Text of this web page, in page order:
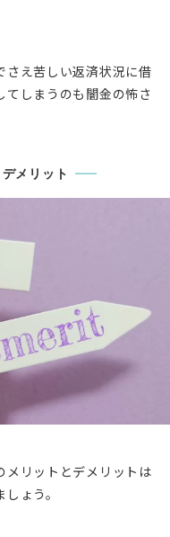
さえ苦しい返済状況に借
しまうのも闇金の怖さ
メリット
メリットとデメリットは
ょう。